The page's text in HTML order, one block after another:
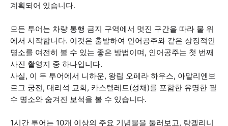
계획되어 있습니다.
모든 투어는 차량 통행 금지 구역에서 멋진 구간을 따라 물 위
에서 시작합니다. 이것은 출발하여 인어공주와 같은 상징적인
명소를 여전히 볼 수 있는 좋은 방법이며, 인어공주는 첫 번째
사진 촬영지 중 하나입니다.
사실, 이 두 투어에서 니하운, 왕립 오페라 하우스, 아말리엔보
르그 궁전, 대리석 교회, 카스텔레트(성채)를 포함한 유명한 필
수 명소와 숨겨진 보석을 볼 수 있습니다.
1시간 투어는 10개 이상의 주요 기념물을 둘러보고, 랑겔리니